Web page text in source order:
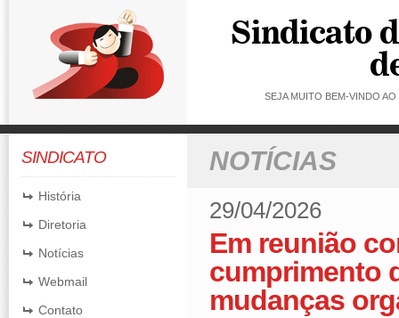
SEJA MUITO BEM-VINDO
SINDICATO
História
Diretoria
Notícias
Webmail
Contato
NOTÍCIAS
29/04/2026
Em reunião
cumprimento
mudanças